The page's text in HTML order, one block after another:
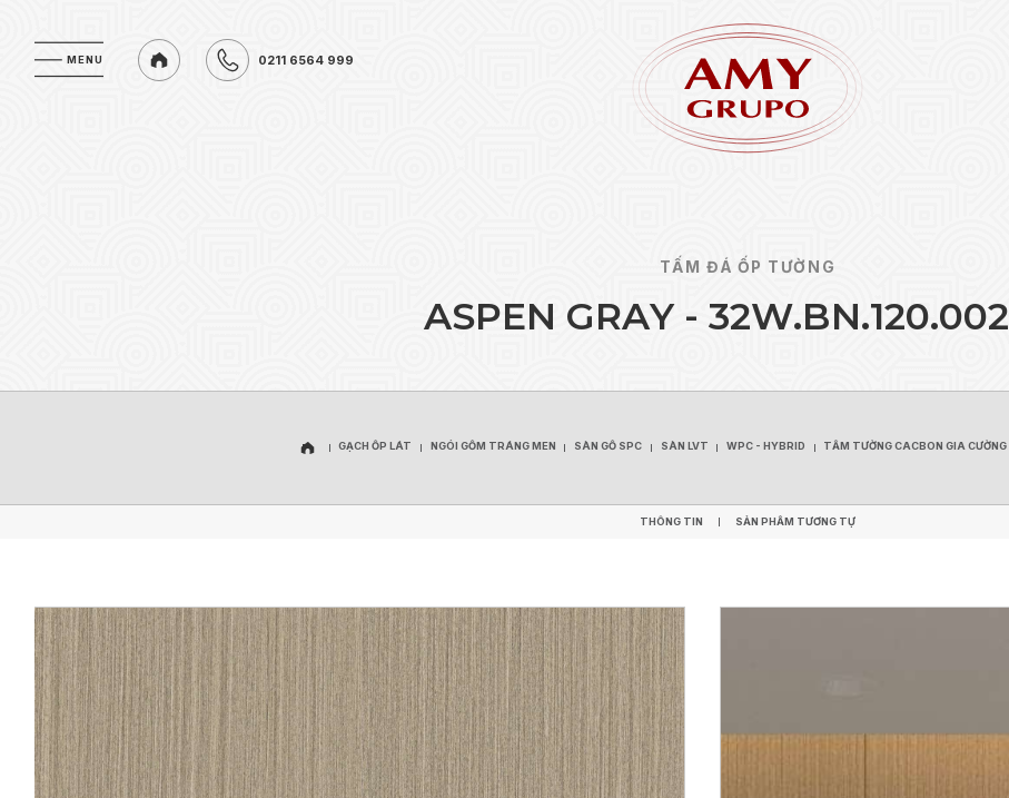
MENU 0211 6564 999
TẤM ĐÁ ỐP TƯỜNG
ASPEN GRAY - 32W.BN.120.002
GẠCH ỐP LÁT NGÓI GỐM TRÁNG MEN SÀN GỖ SPC SÀN LVT WPC - HYBRID TẤM TƯỜNG CACBON GIA CƯỜNG
THÔNG TIN SẢN PHẨM TƯƠNG TỰ